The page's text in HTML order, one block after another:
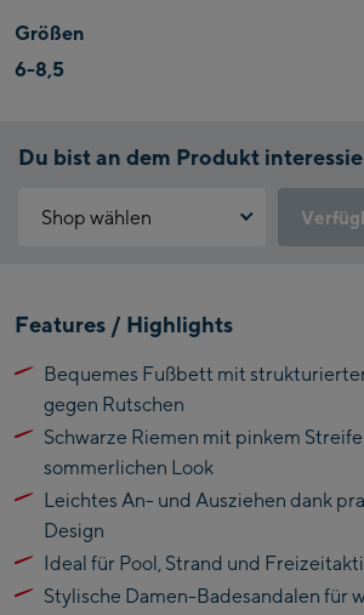
Größen
6-8,5
Du bist an dem Produkt
Shop wählen
Flagshipstore Kaprun
Maiskogelbahn
Talstation / Valley
station
Kitzsteinhorn
Alpincenter
(Bergstation / Top
station)
Bikeworld Kaprun
Kaprun Outlet
Bike-Servicecenter
Klicke hierfür einfach auf folgenden Link.
Click & Reserve zulassen
Features / Highlights
Bequemes Fußbett mit
gegen Rutschen
Schwarze Riemen mit pinkem
sommerlichen Look
Leichtes An- und Ausziehen dank
Design
Ideal für Pool, Strand und
Stylische Damen-Badesandalen für